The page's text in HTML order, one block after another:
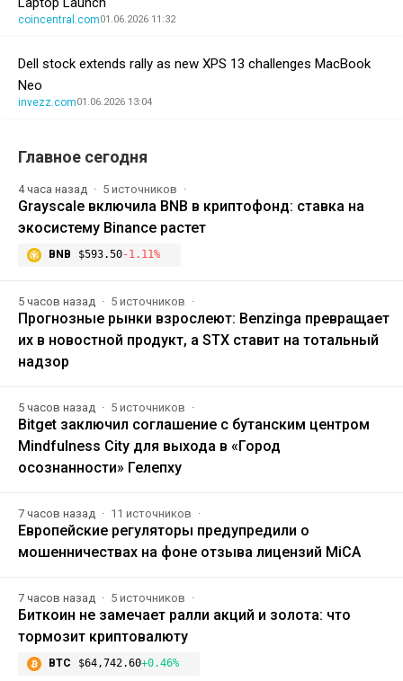
coincentral.com01.06.2026 11:32
Dell stock extends rally as new XPS 13 challenges MacBook
Neo
invezz.com01.06.2026 13:04
Главное сегодня
4 часа назад 5 источников
Grayscale включила BNB в криптофонд: ставка на
экосистему Binance растет
BNB $593.50-1.11%
5 часов назад 5 источников
Прогнозные рынки взрослеют: Benzinga превращает
их в новостной продукт, а STX ставит на тотальный
надзор
5 часов назад 5 источников
Bitget заключил соглашение с бутанским центром
Mindfulness City для выхода в «Город
осознанности» Гелепху
7 часов назад 11 источников
Европейские регуляторы предупредили о
мошенничествах на фоне отзыва лицензий MiCA
7 часов назад 5 источников
Биткоин не замечает ралли акций и золота: что
тормозит криптовалюту
BTC $64,742.60+0.46%